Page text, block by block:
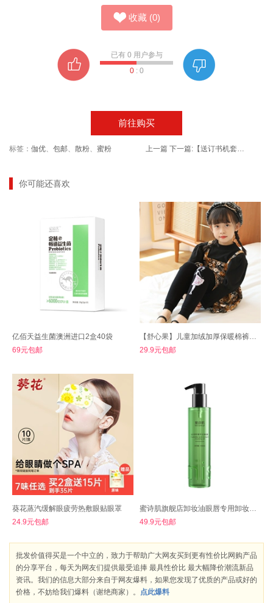
收藏 (0)
已有 0 用户参与
0: 0
前往购买
标签： 伽优、 包邮、 散粉、 蜜粉 上一篇 下一篇: 【送订书机套装】婴美达家用防蚊纱窗纱网
你可能还喜欢
亿佰天益生菌澳洲进口2盒40袋
69元包邮
【舒心果】儿童加绒加厚保暖棉裤打底裤
29.9元包邮
葵花蒸汽缓解眼疲劳热敷眼贴眼罩
24.9元包邮
蜜诗肌旗舰店卸妆油眼唇专用卸妆油151ml+赠
49.9元包邮
批发价值得买是一个中立的，致力于帮助广大网友买到更有性价比网购产品
的分享平台，每天为网友们提供最受追捧 最具性价比 最大幅降价潮流新品
资讯。我们的信息大部分来自于网友爆料，如果您发现了优质的产品或好的
价格，不妨给我们爆料（谢绝商家）。 点此爆料